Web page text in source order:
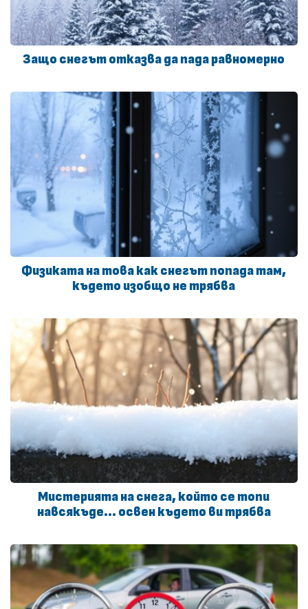
Защо снегът отказва да пада равномерно
Физиката на това как снегът попада там,
където изобщо не трябва
Мистерията на снега, който се топи
навсякъде… освен където ви трябва